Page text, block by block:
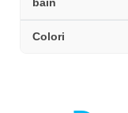
Colori